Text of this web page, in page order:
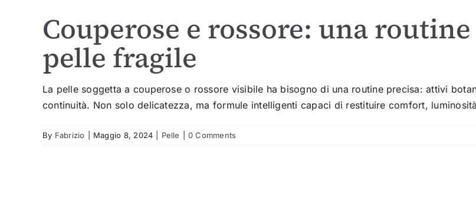
Couperose e rossore: una
pelle fragile
La pelle soggetta a couperose o rossore visibile ha bisogno di una routine precisa: attivi
continuità. Non solo delicatezza, ma formule intelligenti capaci di restituire comfort,
By Fabrizio Maggio 8, 2024 Pelle 0 Comments